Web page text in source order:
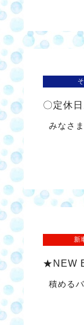
〇定休
みなさ
新
★NEW
積める